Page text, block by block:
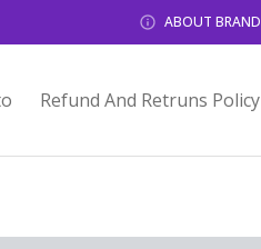
ABOUT BRAND
Refund And Retruns Policy